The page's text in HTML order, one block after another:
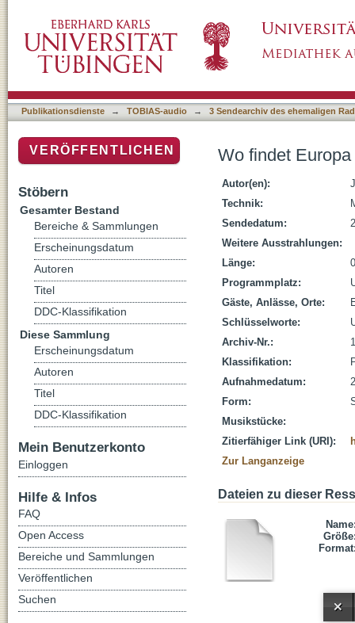
Publikationsdienste → TOBIAS-audio → 3 Sendearchiv des ehemaligen
Wo findet
Autor(en):
Technik:
Sendedatum:
Weitere Ausstrahlungen:
Länge:
Programmplatz:
Gäste, Anlässe, Orte:
Schlüsselworte:
Archiv-Nr.:
Klassifikation:
Aufnahmedatum:
Form:
Musikstücke:
Zitierfähiger Link (URI):
Zur Langanzeige
Dateien zu dieser
VERÖFFENTLICHEN
Stöbern
Gesamter Bestand
Bereiche & Sammlungen
Erscheinungsdatum
Autoren
Titel
DDC-Klassifikation
Diese Sammlung
Erscheinungsdatum
Autoren
Titel
DDC-Klassifikation
Mein Benutzerkonto
Einloggen
Hilfe & Infos
FAQ
Open Access
Bereiche und Sammlungen
Veröffentlichen
Suchen